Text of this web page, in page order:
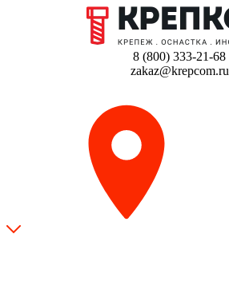
8 (800) 333-21-68
zakaz@krepcom.ru